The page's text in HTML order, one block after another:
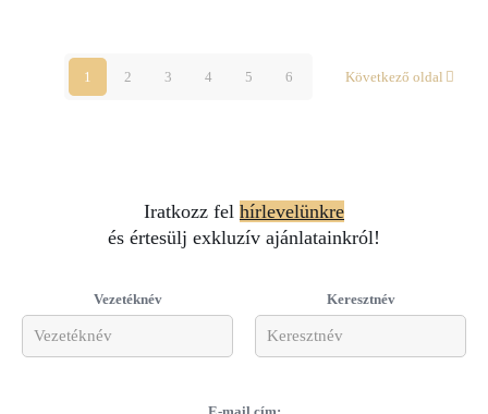
1 2 3 4 5 6 Következő oldal
Iratkozz fel hírlevelünkre
és értesülj exkluzív ajánlatainkról!
Vezetéknév Keresztnév